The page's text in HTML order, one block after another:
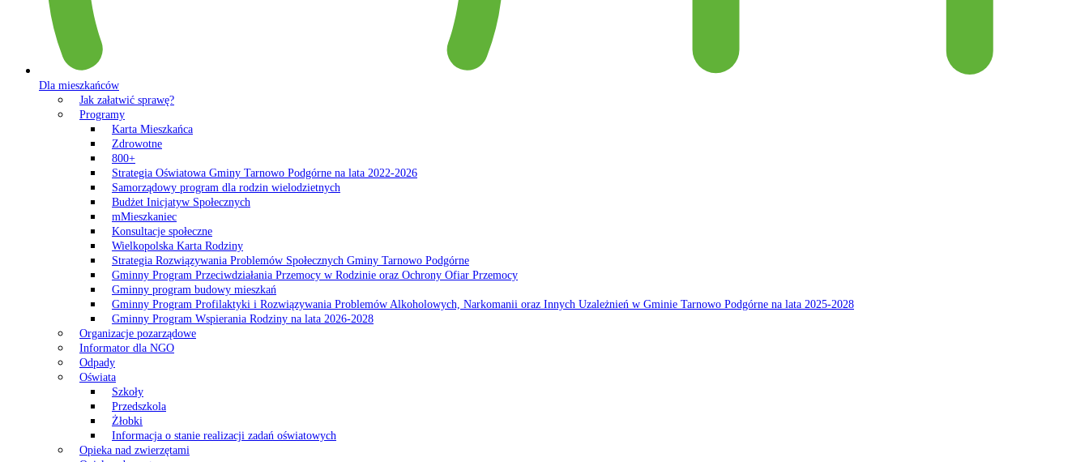
Dla mieszkańców
Jak załatwić sprawę?
Programy
Karta Mieszkańca
Zdrowotne
800+
Strategia Oświatowa Gminy Tarnowo Podgórne na lata 2022-2026
Samorządowy program dla rodzin wielodzietnych
Budżet Inicjatyw Społecznych
mMieszkaniec
Konsultacje społeczne
Wielkopolska Karta Rodziny
Strategia Rozwiązywania Problemów Społecznych Gminy Tarnowo Podgórne
Gminny Program Przeciwdziałania Przemocy w Rodzinie oraz Ochrony Ofiar Przemocy
Gminny program budowy mieszkań
Gminny Program Profilaktyki i Rozwiązywania Problemów Alkoholowych, Narkomanii oraz Innych Uzależnień w Gminie Tarnowo Podgórne na lata 2025-2028
Gminny Program Wspierania Rodziny na lata 2026-2028
Organizacje pozarządowe
Informator dla NGO
Odpady
Oświata
Szkoły
Przedszkola
Żłobki
Informacja o stanie realizacji zadań oświatowych
Opieka nad zwierzętami